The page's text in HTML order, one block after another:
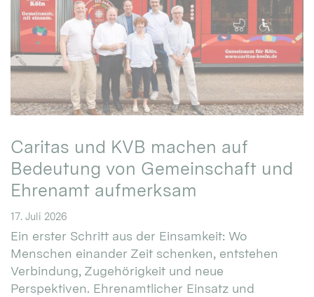
Caritas und KVB machen auf
Bedeutung von Gemeinschaft und
Ehrenamt aufmerksam
17. Juli 2026
Ein erster Schritt aus der Einsamkeit: Wo
Menschen einander Zeit schenken, entstehen
Verbindung, Zugehörigkeit und neue
Perspektiven. Ehrenamtlicher Einsatz und